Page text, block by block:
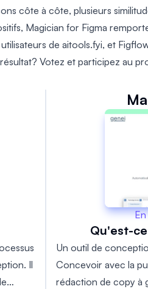
côte à côte, plusieurs
Magician for Figma
de aitools.fyi, et
Votez et participez au
Il
Qu'est-
Un outil de
Concevoir avec la
rédaction de copy à